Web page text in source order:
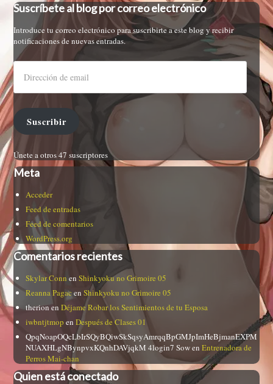
Suscríbete al blog por correo electrónico
Introduce tu correo electrónico para suscribirte a este blog y recibir
notificaciones de nuevas entradas.
Suscribir
Únete a otros 47 suscriptores
Meta
Acceder
Feed de entradas
Feed de comentarios
WordPress.org
Comentarios recientes
Skylar Conn enShinkyoku no Grimoire 05
Reanna PagacenShinkyoku no Grimoire 05
therion enDéjame Robar los Sentimientos de tu Esposa
iwbntjtmop enDespués de Clases 01
QpqNoapOQcLbIrSQyBQiwSkSqsyAmrqqBpGMJpImHeBjmanEXPM
NUAXHLgNBynpvxKQnhDAVjqkM 4login7 SowenEntrenadora de
Perros Mai-chan
Quien está conectado